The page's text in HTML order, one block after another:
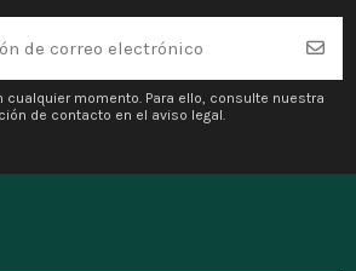
cualquier momento. Para ello, consulte nuestra
de contacto en el aviso legal.